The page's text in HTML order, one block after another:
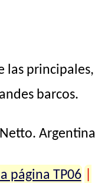
las principales,
barcos.
. Argentina
página TP06